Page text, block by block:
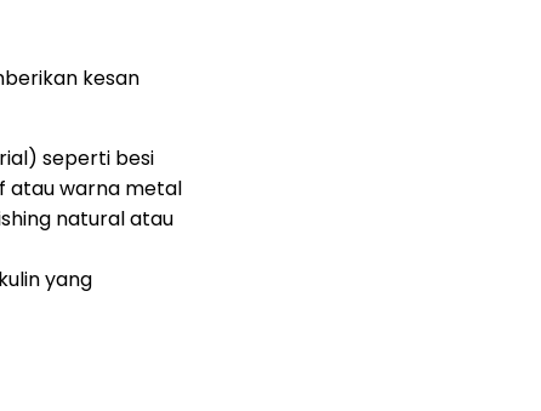
kesan
seperti besi
atau warna metal
natural atau
yang